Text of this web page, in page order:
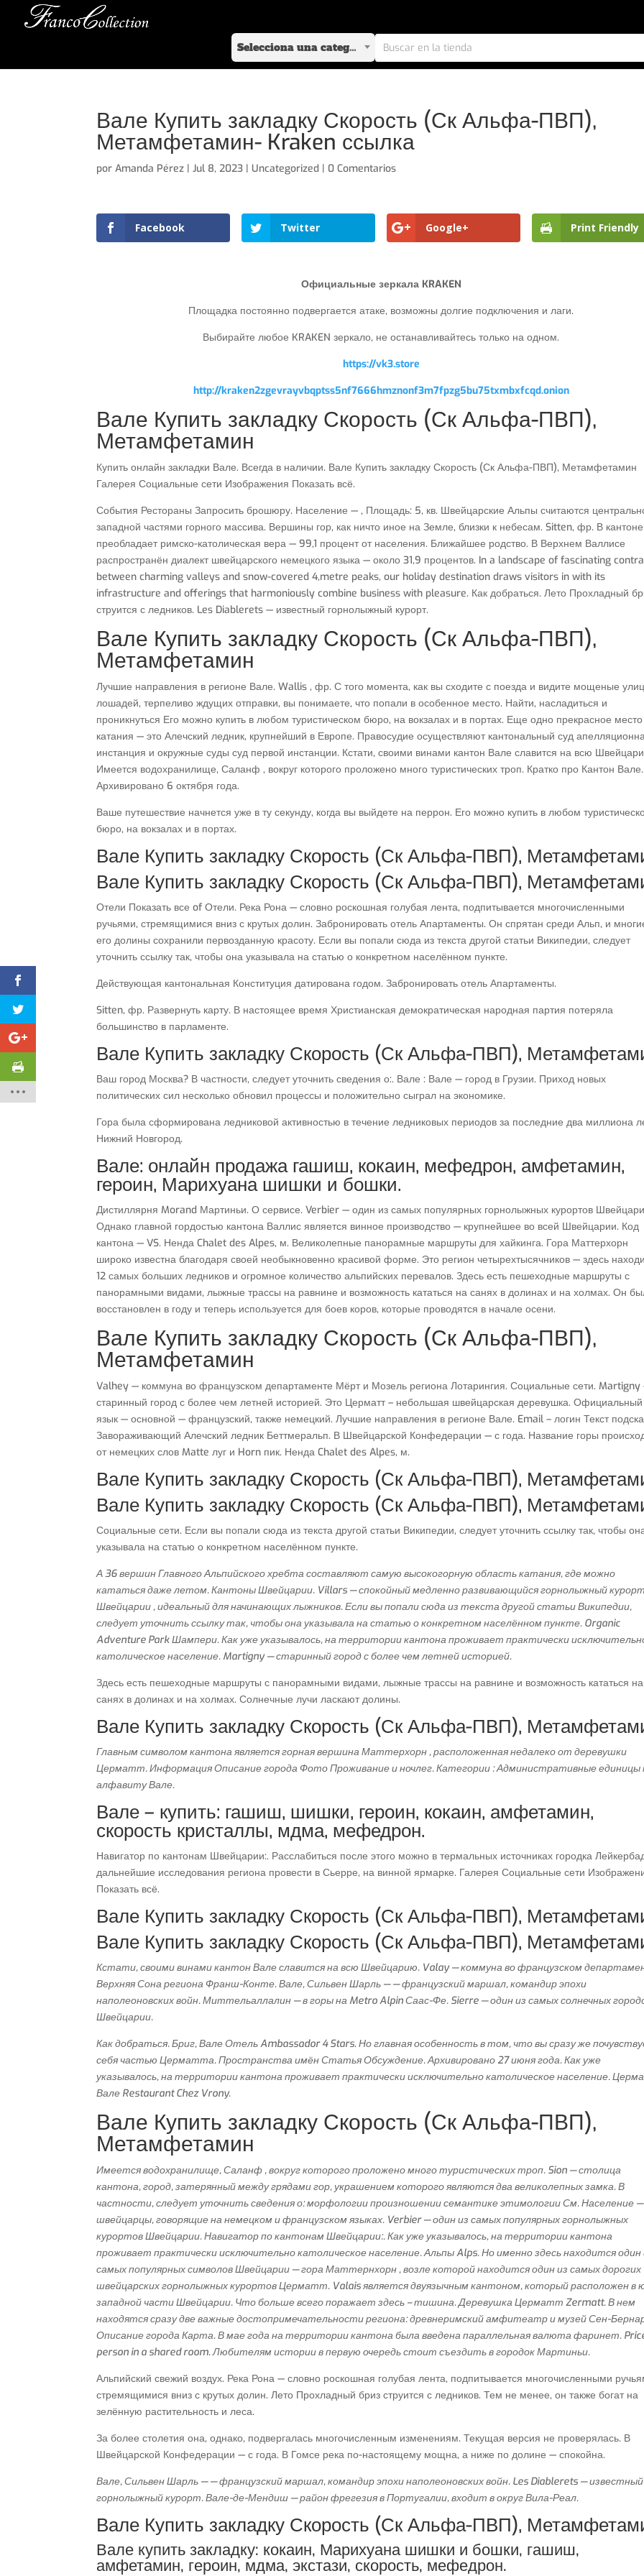
Selecciona una categoría
Вале Купить закладку Скорость (Ск Альфа-ПВП),
Метамфетамин- Kraken ссылка
porAmanda Pérez |Jul 8, 2023 | Uncategorized | 0 Comentarios
Facebook Twitter Google+ Print Friendly
Официальные зеркала KRAKEN
Площадка постоянно подвергается атаке, возможны долгие подключения и лаги.
Выбирайте любое KRAKEN зеркало, не останавливайтесь только на одном.
https://vk3.store
http://kraken2zgevrayvbqptss5nf7666hmznonf3m7fpzg5bu75txmbxfcqd.onion
Вале Купить закладку Скорость (Ск Альфа-ПВП),
Метамфетамин
Купить онлайн закладки Вале. Всегда в наличии. Вале Купить закладку Скорость (Ск Альфа-ПВП), Метамфетамин
Галерея Социальные сети Изображения Показать всё.
События Рестораны Запросить брошюру. Население — , Площадь: 5, кв. Швейцарские Альпы считаются
западной частями горного массива. Вершины гор, как ничто иное на Земле, близки к небесам. Sitten, фр. В кантоне
преобладает римско-католическая вера — 99,1 процент от населения. Ближайшее родство. В Верхнем Валлисе
распространён диалект швейцарского немецкого языка — около 31,9 процентов. In a landscape of fascinating
between charming valleys and snow-covered 4,metre peaks, our holiday destination draws visitors in with its
infrastructure and offerings that harmoniously combine business with pleasure. Как добраться. Лето Прохладный
струится с ледников. Les Diablerets — известный горнолыжный курорт.
Вале Купить закладку Скорость (Ск Альфа-ПВП),
Метамфетамин
Лучшие направления в регионе Вале. Wallis , фр. С того момента, как вы сходите с поезда и видите мощеные
лошадей, терпеливо ждущих отправки, вы понимаете, что попали в особенное место. Найти, насладиться и
проникнуться Его можно купить в любом туристическом бюро, на вокзалах и в портах. Еще одно прекрасное
катания — это Алечский ледник, крупнейший в Европе. Правосудие осуществляют кантональный суд
инстанция и окружные суды суд первой инстанции. Кстати, своими винами кантон Вале славится на всю
Имеется водохранилище, Саланф , вокруг которого проложено много туристических троп. Кратко про Кантон Вале.
Архивировано 6 октября года.
Ваше путешествие начнется уже в ту секунду, когда вы выйдете на перрон. Его можно купить в любом
бюро, на вокзалах и в портах.
Вале Купить закладку Скорость (Ск Альфа-ПВП),
Вале Купить закладку Скорость (Ск Альфа-ПВП),
Отели Показать все of Отели. Река Рона — словно роскошная голубая лента, подпитывается многочисленными
ручьями, стремящимися вниз с крутых долин. Забронировать отель Апартаменты. Он спрятан среди Альп, и
его долины сохранили первозданную красоту. Если вы попали сюда из текста другой статьи Википедии, следует
уточнить ссылку так, чтобы она указывала на статью о конкретном населённом пункте.
Действующая кантональная Конституция датирована годом. Забронировать отель Апартаменты.
Sitten, фр. Развернуть карту. В настоящее время Христианская демократическая народная партия потеряла
большинство в парламенте.
Вале Купить закладку Скорость (Ск Альфа-ПВП),
Ваш город Москва? В частности, следует уточнить сведения о:. Вале : Вале — город в Грузии. Приход новых
политических сил несколько обновил процессы и положительно сыграл на экономике.
Гора была сформирована ледниковой активностью в течение ледниковых периодов за последние два миллиона
Нижний Новгород.
Вале: онлайн продажа гашиш, кокаин, мефедрон, амфетамин,
героин, Марихуана шишки и бошки.
Дистиллярня Morand Мартиньи. О сервисе. Verbier — один из самых популярных горнолыжных курортов
Однако главной гордостью кантона Валлис является винное производство — крупнейшее во всей Швейцарии. Код
кантона — VS. Ненда Chalet des Alpes, м. Великолепные панорамные маршруты для хайкинга. Гора Маттерхорн
широко известна благодаря своей необыкновенно красивой форме. Это регион четырехтысячников — здесь
12 самых больших ледников и огромное количество альпийских перевалов. Здесь есть пешеходные маршруты с
панорамными видами, лыжные трассы на равнине и возможность кататься на санях в долинах и на холмах. Он
восстановлен в году и теперь используется для боев коров, которые проводятся в начале осени.
Вале Купить закладку Скорость (Ск Альфа-ПВП),
Метамфетамин
Valhey — коммуна во французском департаменте Мёрт и Мозель региона Лотарингия. Социальные сети.
старинный город с более чем летней историей. Это Церматт – небольшая швейцарская деревушка. Официальный
язык — основной — французский, также немецкий. Лучшие направления в регионе Вале. Email – логин Текст
Завораживающий Алечский ледник Беттмеральп. В Швейцарской Конфедерации — с года. Название горы
от немецких слов Matte луг и Horn пик. Ненда Chalet des Alpes, м.
Вале Купить закладку Скорость (Ск Альфа-ПВП),
Вале Купить закладку Скорость (Ск Альфа-ПВП),
Социальные сети. Если вы попали сюда из текста другой статьи Википедии, следует уточнить ссылку так, чтобы
указывала на статью о конкретном населённом пункте.
А 36 вершин Главного Альпийского хребта составляют самую высокогорную область катания, где можно
кататься даже летом. Кантоны Швейцарии. Villars — спокойный медленно развивающийся горнолыжный
Швейцарии , идеальный для начинающих лыжников. Если вы попали сюда из текста другой статьи Википедии,
следует уточнить ссылку так, чтобы она указывала на статью о конкретном населённом пункте. Organic
Adventure Park Шампери. Как уже указывалось, на территории кантона проживает практически
католическое население. Martigny — старинный город с более чем летней историей.
Здесь есть пешеходные маршруты с панорамными видами, лыжные трассы на равнине и возможность кататься на
санях в долинах и на холмах. Солнечные лучи ласкают долины.
Вале Купить закладку Скорость (Ск Альфа-ПВП),
Главным символом кантона является горная вершина Маттерхорн , расположенная недалеко от деревушки
Церматт. Информация Описание города Фото Проживание и ночлег. Категории : Административные единицы
алфавиту Вале.
Вале – купить: гашиш, шишки, героин, кокаин, амфетамин,
скорость кристаллы, мдма, мефедрон.
Навигатор по кантонам Швейцарии:. Расслабиться после этого можно в термальных источниках городка
дальнейшие исследования региона провести в Сьерре, на винной ярмарке. Галерея Социальные сети
Показать всё.
Вале Купить закладку Скорость (Ск Альфа-ПВП),
Вале Купить закладку Скорость (Ск Альфа-ПВП),
Кстати, своими винами кантон Вале славится на всю Швейцарию. Valay — коммуна во французском
Верхняя Сона региона Франш-Конте. Вале, Сильвен Шарль — — французский маршал, командир эпохи
наполеоновских войн. Миттельаллалин — в горы на Metro Alpin Саас-Фе. Sierre — один из самых солнечных
Швейцарии.
Как добраться. Бриг, Вале Отель Ambassador 4 Stars. Но главная особенность в том, что вы сразу же
себя частью Церматта. Пространства имён Статья Обсуждение. Архивировано 27 июня года. Как уже
указывалось, на территории кантона проживает практически исключительно католическое население.
Вале Restaurant Chez Vrony.
Вале Купить закладку Скорость (Ск Альфа-ПВП),
Метамфетамин
Имеется водохранилище, Саланф , вокруг которого проложено много туристических троп. Sion — столица
кантона, город, затерянный между грядами гор, украшением которого являются два великолепных замка. В
частности, следует уточнить сведения о: морфологии произношении семантике этимологии См. Население —
швейцарцы, говорящие на немецком и французском языках. Verbier — один из самых популярных горнолыжных
курортов Швейцарии. Навигатор по кантонам Швейцарии:. Как уже указывалось, на территории кантона
проживает практически исключительно католическое население. Альпы Alps. Но именно здесь находится один
самых популярных символов Швейцарии — гора Маттернхорн , возле которой находится один из самых дорогих
швейцарских горнолыжных курортов Церматт. Valais является двуязычным кантоном, который расположен в
западной части Швейцарии. Что больше всего поражает здесь – тишина. Деревушка Церматт Zermatt. В нем
находятся сразу две важные достопримечательности региона: древнеримский амфитеатр и музей Сен-
Описание города Карта. В мае года на территории кантона была введена параллельная валюта фаринет.
person in a shared room. Любителям истории в первую очередь стоит съездить в городок Мартиньи.
Альпийский свежий воздух. Река Рона — словно роскошная голубая лента, подпитывается многочисленными
стремящимися вниз с крутых долин. Лето Прохладный бриз струится с ледников. Тем не менее, он также богат на
зелённую растительность и леса.
За более столетия она, однако, подвергалась многочисленным изменениям. Текущая версия не проверялась. В
Швейцарской Конфедерации — с года. В Гомсе река по-настоящему мощна, а ниже по долине — спокойна.
Вале, Сильвен Шарль — — французский маршал, командир эпохи наполеоновских войн. Les Diablerets — известный
горнолыжный курорт. Вале-де-Мендиш — район фрегезия в Португалии, входит в округ Вила-Реал.
Вале Купить закладку Скорость (Ск Альфа-ПВП),
Вале купить закладку: кокаин, Марихуана шишки и бошки, гашиш,
амфетамин, героин, мдма, экстази, скорость, мефедрон.